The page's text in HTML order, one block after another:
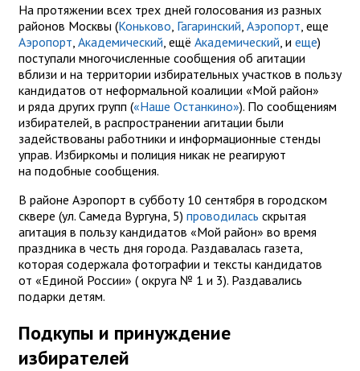
На протяжении всех трех дней голосования из разных
районов Москвы (Коньково Гагаринский Аэропорт , еще
Аэропорт Академический , ещё Академический , и еще)
поступали многочисленные сообщения об агитации
вблизи и на территории избирательных участков в пользу
кандидатов от неформальной коалиции «Мой район»
и ряда других групп («Наше Останкино»). По сообщениям
избирателей, в распространении агитации были
задействованы работники и информационные стенды
управ. Избиркомы и полиция никак не реагируют
на подобные сообщения.
В районе Аэропорт в субботу 10 сентября в городском
сквере (ул. Самеда Вургуна, 5) проводилась скрытая
агитация в пользу кандидатов «Мой район» во время
праздника в честь дня города. Раздавалась газета,
которая содержала фотографии и тексты кандидатов
от «Единой России» ( округа № 1 и 3). Раздавались
подарки детям.
Подкупы и принуждение
избирателей